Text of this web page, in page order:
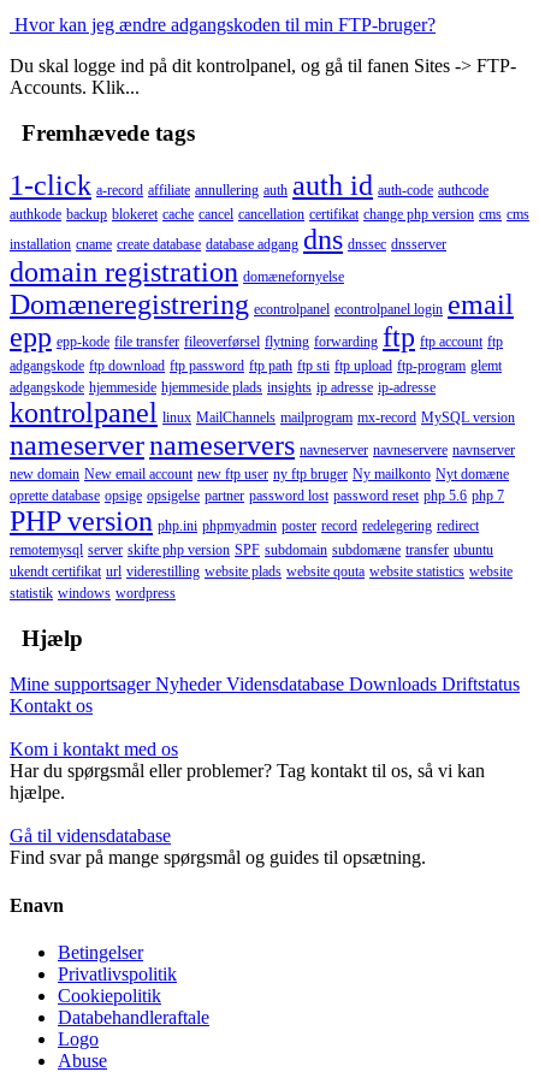
Hvor kan jeg ændre adgangskoden til min FTP-bruger?
Du skal logge ind på dit kontrolpanel, og gå til fanen Sites -> FTP-
Accounts. Klik...
Fremhævede tags
1-click a-record affiliate annullering auth auth id auth-code authcode
authkode backup blokeret cache cancel cancellation certifikat change php version cms cms
installation cname create database database adgang dns dnssec dnsserver
domain registration domænefornyelse
Domæneregistrering econtrolpanel econtrolpanel login email
epp epp-kode file transfer fileoverførsel flytning forwarding ftp ftp account ftp
adgangskode ftp download ftp password ftp path ftp sti ftp upload ftp-program glemt
adgangskode hjemmeside hjemmeside plads insights ip adresse ip-adresse
kontrolpanel linux MailChannels mailprogram mx-record MySQL version
nameservernameservers navneserver navneservere navnserver
new domain New email account new ftp user ny ftp bruger Ny mailkonto Nyt domæne
oprette database opsige opsigelse partner password lost password reset php 5.6 php 7
PHP version php.ini phpmyadmin poster record redelegering redirect
remotemysql server skifte php version SPF subdomain subdomæne transfer ubuntu
ukendt certifikat url viderestilling website plads website qouta website statistics website
statistik windows wordpress
Hjælp
Mine supportsagerNyhederVidensdatabase Downloads Driftstatus
Kontakt os
Kom i kontakt med os
Har du spørgsmål eller problemer? Tag kontakt til os, så vi kan
hjælpe.
Gå til vidensdatabase
Find svar på mange spørgsmål og guides til opsætning.
Enavn
Betingelser
Privatlivspolitik
Cookiepolitik
Databehandleraftale
Logo
Abuse